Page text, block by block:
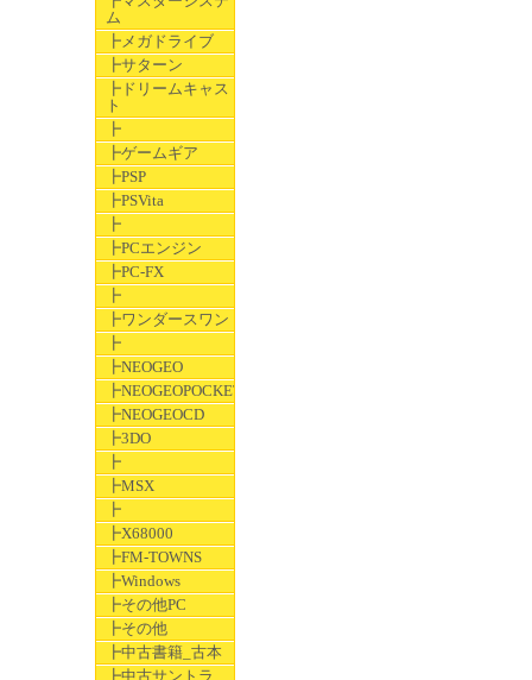
ム
┣メガドライブ
┣サターン
┣ドリームキャス
ト
┣
┣ゲームギア
┣PSP
┣PSVita
┣
┣PCエンジン
┣PC-FX
┣
┣ワンダースワン
┣
┣NEOGEO
┣NEOGEOPOCKET
┣NEOGEOCD
┣3DO
┣
┣MSX
┣
┣X68000
┣FM-TOWNS
┣Windows
┣その他PC
┣その他
┣中古書籍_古本
┣中古サントラ